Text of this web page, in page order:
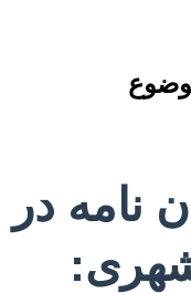
نامه در
شهری: